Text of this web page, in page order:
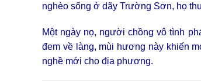
nghèo sống ở dãy Trường Sơn, họ
Một ngày nọ, người chồng vô tình
đem về làng, mùi hương này khiến
nghề mới cho địa phương.